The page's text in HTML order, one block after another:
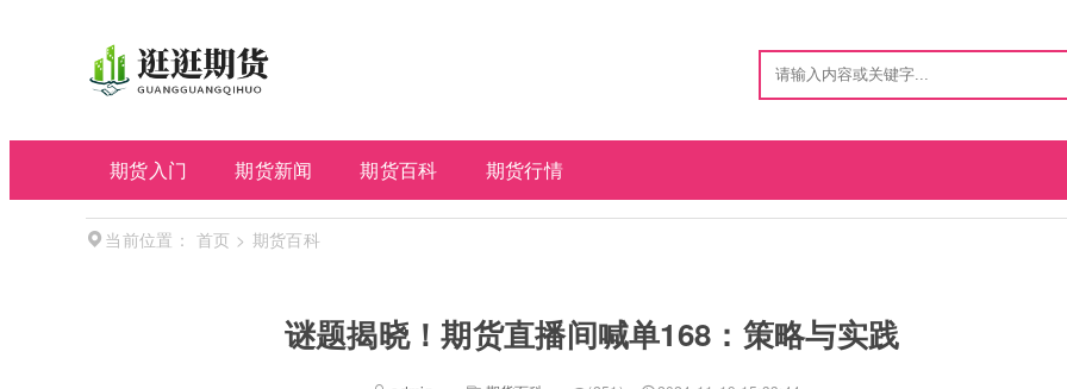
期货入门 期货新闻 期货百科 期货行情
当前位置： 首页 > 期货百科
谜题揭晓！期货直播间喊单168：策略与实践